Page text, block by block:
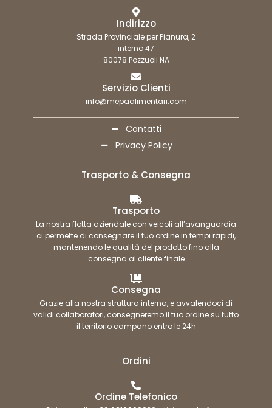
Indirizzo
Strada Provinciale per Pianura, 2
interno 47
80078 Pozzuoli NA
Servizio Clienti
info@mepaalimentari.com
Contatti
Privacy Policy
Trasporto & Consegna
Trasporto
La nostra flotta aziendale con veicoli all’avanguardia
ci permette di consegnare il tuo ordine in tempi rapidi,
mantenendo le qualità del prodotto fino alla
consegna al cliente finale
Consegna
Grazie alla nostra struttura interna, e avvalendoci di
validi collaboratori, consegneremo il tuo ordine su tutto
il territorio campano entro le 24h
Ordini
Ordine Telefonico